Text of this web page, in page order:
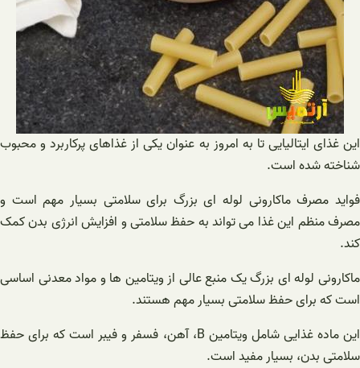
این غذای ایتالیایی تا به امروز به عنوان یکی از غذاهای پرکاربرد و محبوب
شناخته شده است.
فواید مصرف ماکارونی لوله ای بزرگ برای سلامتی بسیار مهم است و
مصرف منظم این غذا می تواند به حفظ سلامتی و افزایش انرژی بدن کمک
کند.
ماکارونی لوله ای بزرگ یک منبع عالی از ویتامین ها و مواد معدنی اساسی
است که برای حفظ سلامتی بسیار مهم هستند.
این ماده غذایی شامل ویتامین B، آهن، فسفر و فیبر است که برای حفظ
سلامتی بدن، بسیار مفید است.